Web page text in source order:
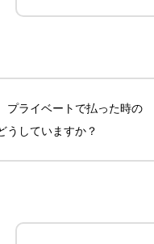
プライベートで払った時の
うしていますか？